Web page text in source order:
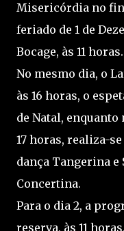
Misericórdia no
feriado de 1 de
Bocage, às 11 horas.
No mesmo dia, o
às 16 horas, o
de Natal, enquanto
17 horas, realiza-
dança Tangerina
Concertina.
Para o dia 2, a
reserva, às 11